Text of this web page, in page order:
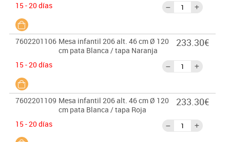
15 - 20 días
7602201106 Mesa infantil 206 alt. 46 cm Ø 120
cm pata Blanca / tapa Naranja
15 - 20 días
233.30€
7602201109 Mesa infantil 206 alt. 46 cm Ø 120
cm pata Blanca / tapa Roja
15 - 20 días
233.30€